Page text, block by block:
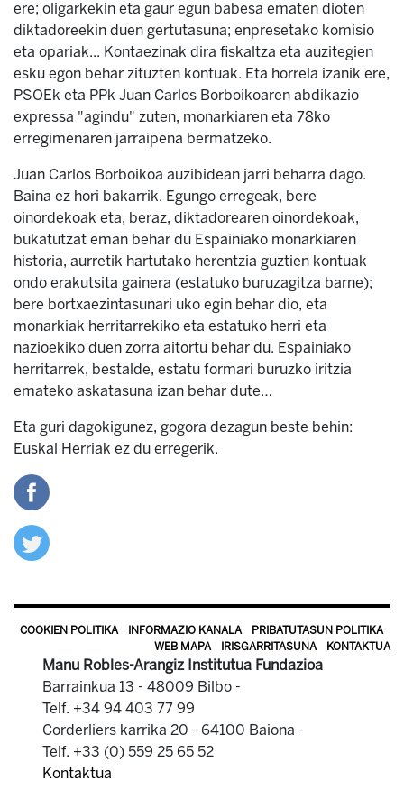
ere; oligarkekin eta gaur egun babesa ematen dioten
diktadoreekin duen gertutasuna; enpresetako komisio
eta opariak... Kontaezinak dira fiskaltza eta auzitegien
esku egon behar zituzten kontuak. Eta horrela izanik ere,
PSOEk eta PPk Juan Carlos Borboikoaren abdikazio
expressa "agindu" zuten, monarkiaren eta 78ko
erregimenaren jarraipena bermatzeko.
Juan Carlos Borboikoa auzibidean jarri beharra dago.
Baina ez hori bakarrik. Egungo erregeak, bere
oinordekoak eta, beraz, diktadorearen oinordekoak,
bukatutzat eman behar du Espainiako monarkiaren
historia, aurretik hartutako herentzia guztien kontuak
ondo erakutsita gainera (estatuko buruzagitza barne);
bere bortxaezintasunari uko egin behar dio, eta
monarkiak herritarrekiko eta estatuko herri eta
nazioekiko duen zorra aitortu behar du. Espainiako
herritarrek, bestalde, estatu formari buruzko iritzia
emateko askatasuna izan behar dute…
Eta guri dagokigunez, gogora dezagun beste behin:
Euskal Herriak ez du erregerik.
COOKIEN POLITIKA INFORMAZIO KANALA
PRIBATUTASUN POLITIKA
WEB MAPA
IRISGARRITASUNA KONTAKTUA
Manu Robles-Arangiz Institutua Fundazioa
Barrainkua 13 - 48009 Bilbo -
Telf. +34 94 403 77 99
Corderliers karrika 20 - 64100 Baiona -
Telf. +33 (0) 559 25 65 52
Kontaktua